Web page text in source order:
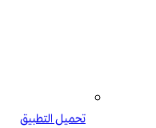
تحميل التطبيق